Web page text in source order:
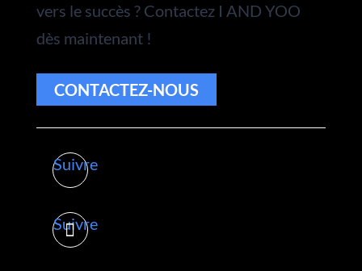
vers le succès ? Contactez I AND YOO
dès maintenant !
CONTACTEZ-NOUS
Suivre
Suivre